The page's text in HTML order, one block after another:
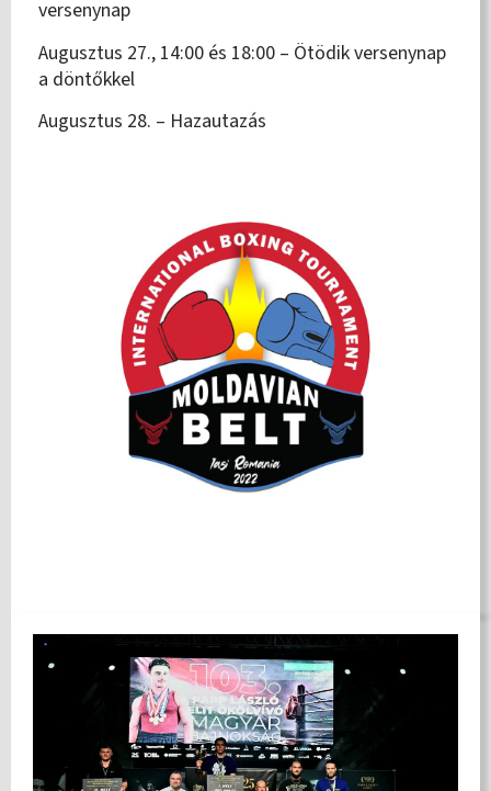
versenynap
Augusztus 27., 14:00 és 18:00 – Ötödik versenynap
a döntőkkel
Augusztus 28. – Hazautazás